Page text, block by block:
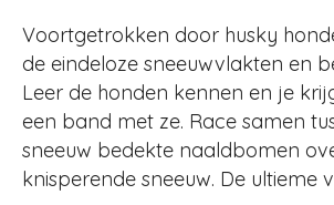
Voortgetrokken door husky
de eindeloze sneeuwvlakten en
Leer de honden kennen en je
een band met ze. Race samen
sneeuw bedekte naaldbomen
knisperende sneeuw. De ultieme